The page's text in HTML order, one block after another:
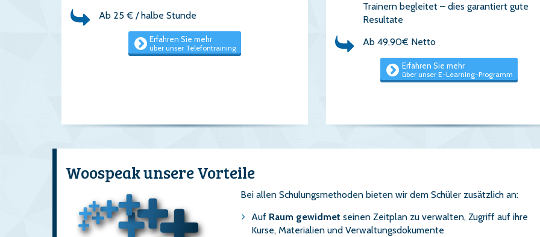
Ab 25 € / halbe Stunde
Erfahren Sie mehr
über unser Telefontraining
Trainern begleitet – dies garantiert gute
Resultate
Ab 49,90€ Netto
Erfahren Sie mehr
über unser E-Learning-Programm
Woospeak unsere Vorteile
Bei allen Schulungsmethoden bieten wir dem Schüler zusätzlich an:
Auf Raum gewidmet seinen Zeitplan zu verwalten, Zugriff auf ihre
Kurse, Materialien und Verwaltungsdokumente